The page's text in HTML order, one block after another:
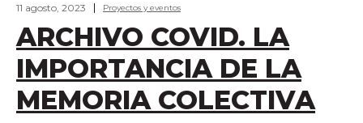
11 agosto, 2023 Proyectos y eventos
ARCHIVO COVID. LA
IMPORTANCIA DE LA
MEMORIA COLECTIVA